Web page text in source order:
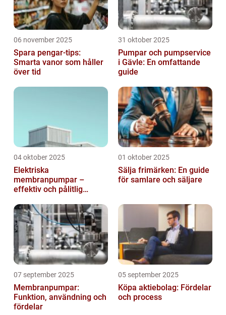
06 november 2025
Spara pengar-tips:
Smarta vanor som håller
över tid
31 oktober 2025
Pumpar och pumpservice
i Gävle: En omfattande
guide
04 oktober 2025
Elektriska
membranpumpar –
effektiv och pålitlig
01 oktober 2025
Sälja frimärken: En guide
för samlare och säljare
07 september 2025
Membranpumpar:
Funktion, användning och
fördelar
05 september 2025
Köpa aktiebolag: Fördelar
och process